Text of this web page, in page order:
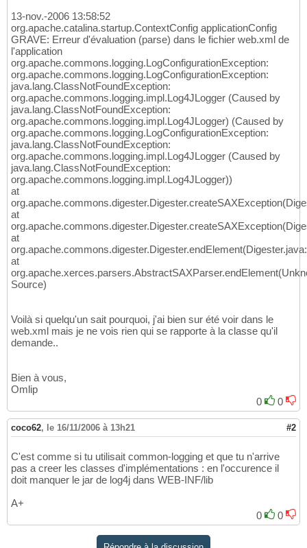
13-nov.-2006 13:58:52
org.apache.catalina.startup.ContextConfig applicationConfig
GRAVE: Erreur d'évaluation (parse) dans le fichier web.xml de
l'application
org.apache.commons.logging.LogConfigurationException:
org.apache.commons.logging.LogConfigurationException:
java.lang.ClassNotFoundException:
org.apache.commons.logging.impl.Log4JLogger (Caused by
java.lang.ClassNotFoundException:
org.apache.commons.logging.impl.Log4JLogger) (Caused by
org.apache.commons.logging.LogConfigurationException:
java.lang.ClassNotFoundException:
org.apache.commons.logging.impl.Log4JLogger (Caused by
java.lang.ClassNotFoundException:
org.apache.commons.logging.impl.Log4JLogger))
at
at
at
at
Source)
Voilà si quelqu'un sait pourquoi, j'ai bien sur été voir dans le
web.xml mais je ne vois rien qui se rapporte à la classe qu'il
demande..
Bien à vous,
Omlip
0
0
coco62, le 16/11/2006 à 13h21 #2
C'est comme si tu utilisait common-logging et que tu n'arrive
pas a creer les classes d'implémentations : en l'occurence il
doit manquer le jar de log4j dans WEB-INF/lib
A+
0
0